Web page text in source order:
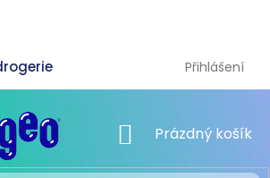
Přihlášení
NÁKUPNÍ KOŠÍK
Prázdný košík